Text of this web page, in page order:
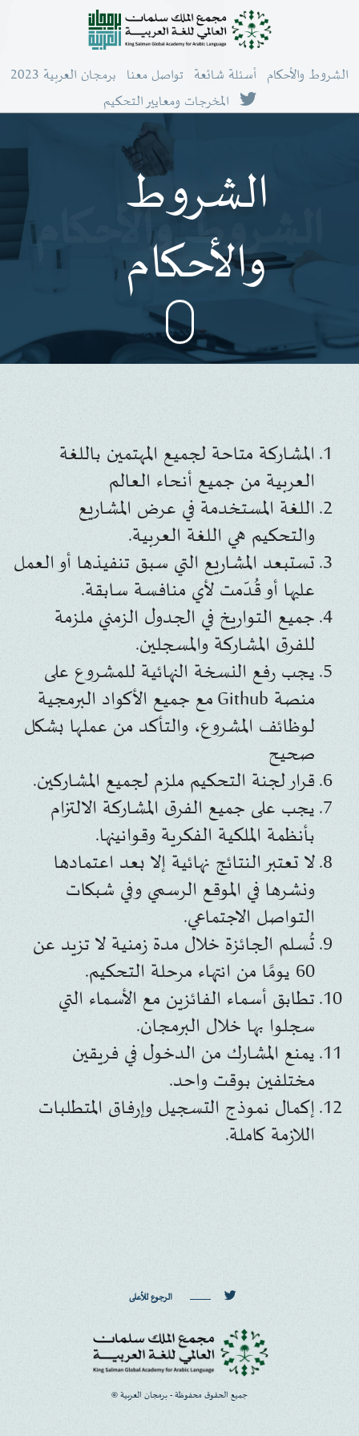
برمجان العربية 2023 تواصل معنا أسئلة شائعة الشروط والأحكام
المخرجات ومعايير التحكيم
الشروط
والأحكام
الشروط والأحكام
المشاركة متاحة لجميع المهتمين باللغة
العربية من جميع أنحاء العالم
اللغة المستخدمة في عرض المشاريع
والتحكيم هي اللغة العربية.
تستبعد المشاريع التي سبق تنفيذها أو العمل
عليها أو قُدّمت لأي منافسة سابقة.
جميع التواريخ في الجدول الزمني ملزمة
للفرق المشاركة والمسجلين.
يجب رفع النسخة النهائية للمشروع على
منصة Github مع جميع الأكواد البرمجية
لوظائف المشروع، والتأكد من عملها بشكل
صحيح
قرار لجنة التحكيم ملزم لجميع المشاركين.
يجب على جميع الفرق المشاركة الالتزام
بأنظمة الملكية الفكرية وقوانينها.
لا تعتبر النتائج نهائية إلا بعد اعتمادها
ونشرها في الموقع الرسمي وفي شبكات
التواصل الاجتماعي.
تُسلم الجائزة خلال مدة زمنية لا تزيد عن
60 يومًا من انتهاء مرحلة التحكيم.
تطابق أسماء الفائزين مع الأسماء التي
سجلوا بها خلال البرمجان.
يمنع المشارك من الدخول في فريقين
مختلفين بوقت واحد.
إكمال نموذج التسجيل وإرفاق المتطلبات
اللازمة كاملة.
الرجوع للأعلى
© جميع الحقوق محفوظة - برمجان العربية